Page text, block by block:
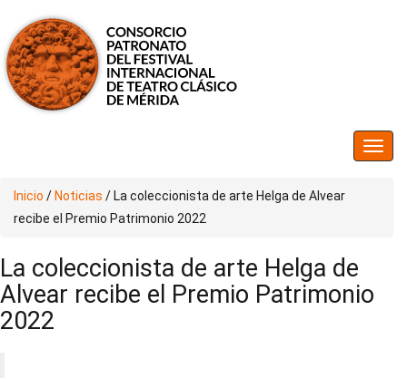
Inicio / Noticias / La coleccionista de arte Helga de Alvear
recibe el Premio Patrimonio 2022
La coleccionista de arte Helga de
Alvear recibe el Premio Patrimonio
2022